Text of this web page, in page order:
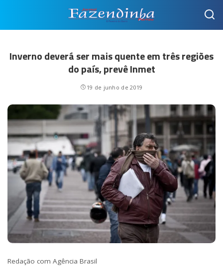
Inverno deverá ser mais quente em três regiões
do país, prevê Inmet
19 de junho de 2019
Redação com Agência Brasil